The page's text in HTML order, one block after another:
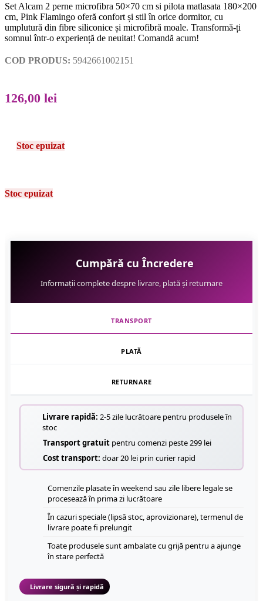
Set Alcam 2 perne microfibra 50×70 cm si pilota matlasata 180×200
cm, Pink Flamingo oferă confort și stil în orice dormitor, cu
umplutură din fibre siliconice și microfibră moale. Transformă-ți
somnul într-o experiență de neuitat! Comandă acum!
COD PRODUS: 5942661002151
126,00 lei
Stoc epuizat
Stoc epuizat
Cumpără cu Încredere
Informații complete despre livrare, plată și returnare
TRANSPORT
PLATĂ
RETURNARE
Livrare rapidă: 2-5 zile lucrătoare pentru produsele în
stoc
Transport gratuit pentru comenzi peste 299 lei
Cost transport: doar 20 lei prin curier rapid
Comenzile plasate în weekend sau zile libere legale se
procesează în prima zi lucrătoare
În cazuri speciale (lipsă stoc, aprovizionare), termenul de
livrare poate fi prelungit
Toate produsele sunt ambalate cu grijă pentru a ajunge
în stare perfectă
Livrare sigură și rapidă